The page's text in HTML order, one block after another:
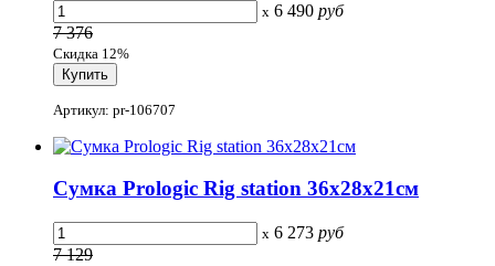
x 6 490 руб
7 376
Скидка 12%
Артикул: pr-106707
Сумка Prologic Rig station 36х28х21см
x 6 273 руб
7 129